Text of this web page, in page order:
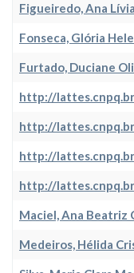
Figueiredo, Ana
Fonseca, Glória
Furtado, Duciane
http://
http://
http://
http://
Maciel, Ana Beatriz
Medeiros, Hélida